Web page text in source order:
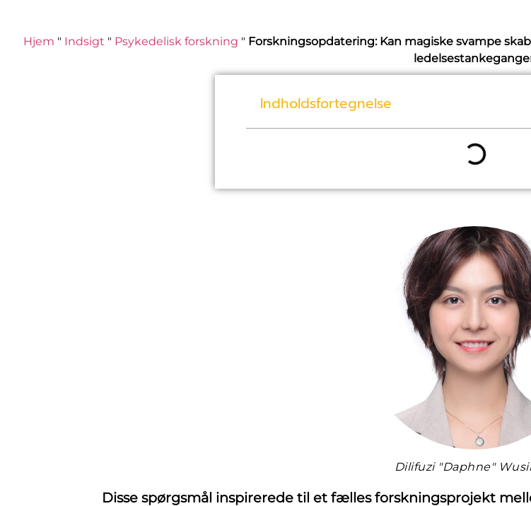
Hjem " Indsigt " Psykedelisk forskning " Forskningsopdatering: Kan magiske svampe
Indholdsfortegnelse
Dilifuzi "Daphne"
Disse spørgsmål inspirerede til et fælles forskningsprojekt